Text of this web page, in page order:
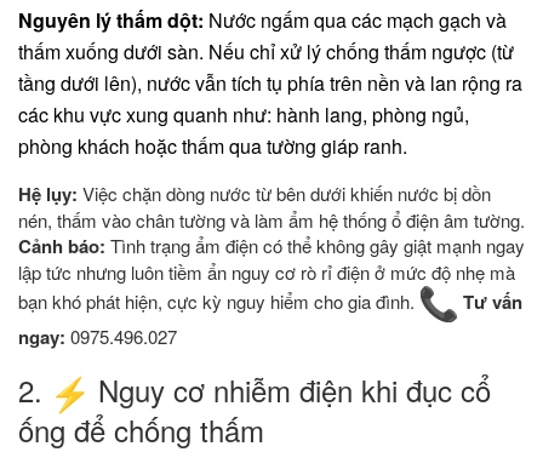
Nguyên lý thấm dột: Nước ngấm qua các mạch gạch và
thấm xuống dưới sàn. Nếu chỉ xử lý chống thấm ngược (từ
tầng dưới lên), nước vẫn tích tụ phía trên nền và lan rộng ra
các khu vực xung quanh như: hành lang, phòng ngủ,
phòng khách hoặc thấm qua tường giáp ranh.
Hệ lụy: Việc chặn dòng nước từ bên dưới khiến nước bị dồn
nén, thấm vào chân tường và làm ẩm hệ thống ổ điện âm tường.
Cảnh báo: Tình trạng ẩm điện có thể không gây giật mạnh ngay
lập tức nhưng luôn tiềm ẩn nguy cơ rò rỉ điện ở mức độ nhẹ mà
bạn khó phát hiện, cực kỳ nguy hiểm cho gia đình.
Tư vấn
ngay: 0975.496.027
​2.
Nguy cơ nhiễm điện khi đục cổ
ống để chống thấm